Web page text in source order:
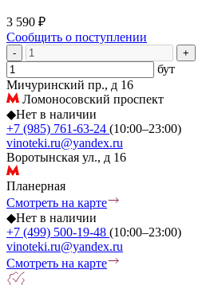
3 590 ₽
Сообщить о поступлении
- +
бут
Мичуринский пр., д 16
Ломоносовский проспект
◆Нет в наличии
+7 (985) 761-63-24 (10:00–23:00)
vinoteki.ru@yandex.ru
Воротынская ул., д 16
Планерная
Смотреть на карте
◆Нет в наличии
+7 (499) 500-19-48 (10:00–23:00)
vinoteki.ru@yandex.ru
Смотреть на карте